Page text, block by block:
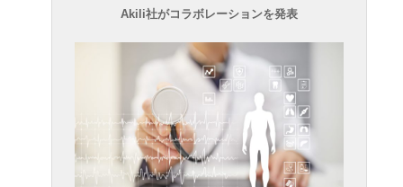
Akili社がコラボレーションを発表